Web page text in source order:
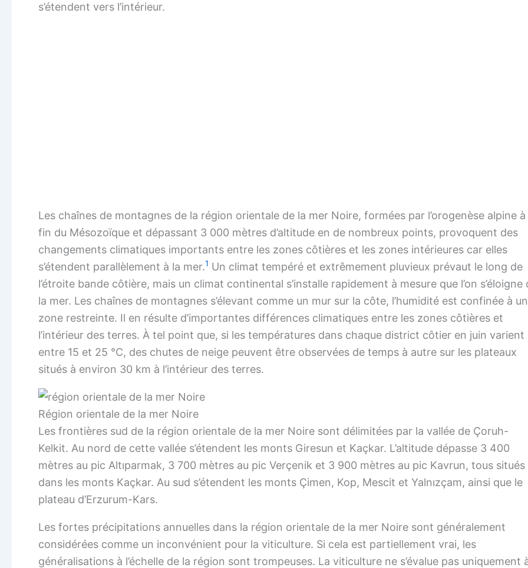
s’étendent vers l’intérieur.
Les chaînes de montagnes de la région orientale de la mer Noire, formées par l’orogenèse alpine à
fin du Mésozoïque et dépassant 3 000 mètres d’altitude en de nombreux points, provoquent des
changements climatiques importants entre les zones côtières et les zones intérieures car elles
s’étendent parallèlement à la mer.1 Un climat tempéré et extrêmement pluvieux prévaut le long de
l’étroite bande côtière, mais un climat continental s’installe rapidement à mesure que l’on s’éloigne
la mer. Les chaînes de montagnes s’élevant comme un mur sur la côte, l’humidité est confinée à
zone restreinte. Il en résulte d’importantes différences climatiques entre les zones côtières et
l’intérieur des terres. À tel point que, si les températures dans chaque district côtier en juin varient
entre 15 et 25 °C, des chutes de neige peuvent être observées de temps à autre sur les plateaux
situés à environ 30 km à l’intérieur des terres.
Région orientale de la mer Noire
Les frontières sud de la région orientale de la mer Noire sont délimitées par la vallée de Çoruh-
Kelkit. Au nord de cette vallée s’étendent les monts Giresun et Kaçkar. L’altitude dépasse 3 400
mètres au pic Altıparmak, 3 700 mètres au pic Verçenik et 3 900 mètres au pic Kavrun, tous situés
dans les monts Kaçkar. Au sud s’étendent les monts Çimen, Kop, Mescit et Yalnızçam, ainsi que le
plateau d’Erzurum-Kars.
Les fortes précipitations annuelles dans la région orientale de la mer Noire sont généralement
considérées comme un inconvénient pour la viticulture. Si cela est partiellement vrai, les
généralisations à l’échelle de la région sont trompeuses. La viticulture ne s’évalue pas uniquement